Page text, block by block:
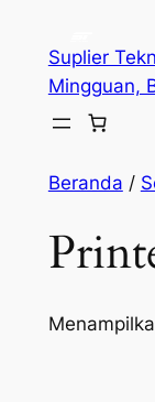
konten
Suplier
Mingguan,
Beranda /